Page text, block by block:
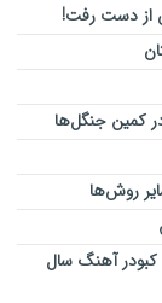
از دست رفت!
جنگل‌ها‌
روش‌ها
و کبودر آهنگ سال